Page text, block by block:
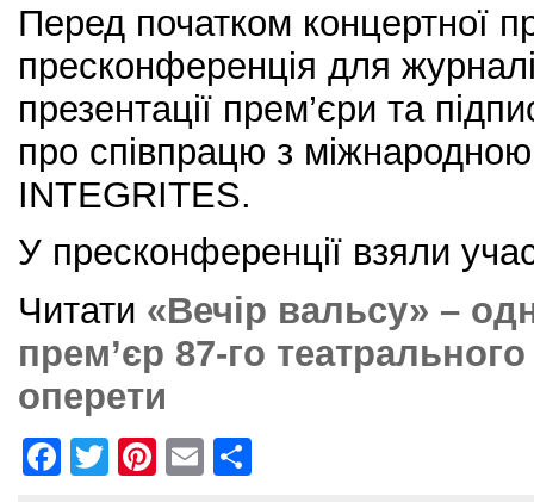
Перед початком концертної
пресконференція для
презентації прем’єри та
про співпрацю з
INTEGRITES.
У пресконференції взяли
Читати «Вечір вальсу» –
прем’єр 87-го
оперети
F
T
Pi
E